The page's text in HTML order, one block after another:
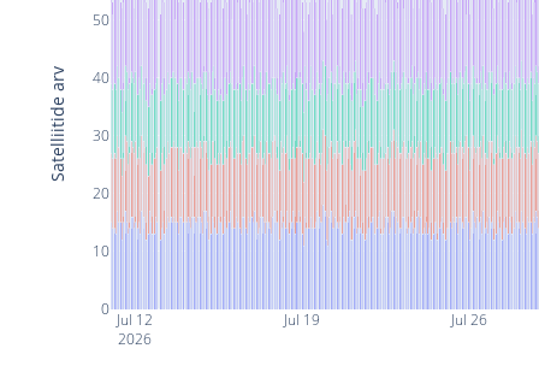
Jul 12
2026
Jul 19 Jul 26
0
10
20
30
40
50
Satelliitide arv